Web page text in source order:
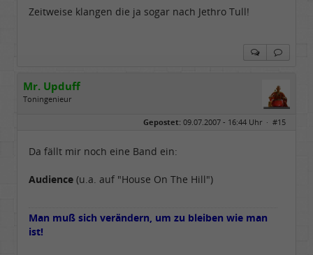
Zeitweise klangen die ja sogar nach Jethro Tull!
Mr. Upduff
Toningenieur
Basemountainhome
Dabei seit:
02 / 2007
Gepostet: 09.07.2007 - 16:44 Uhr · #15
Da fällt mir noch eine Band ein:
Audience (u.a. auf "House On The Hill")
Man muß sich verändern, um zu bleiben wie man
ist!